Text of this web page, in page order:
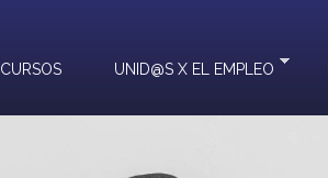
CURSOS UNID@S X EL EMPLEO